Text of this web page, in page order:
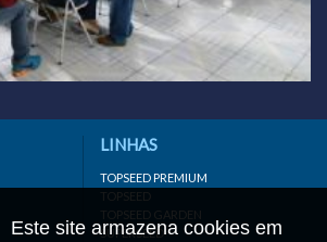
Este site armazena cookies em
LINHAS
TOPSEED PREMIUM
TOPSEED
TOPSEED GARDEN
SUPERSEED